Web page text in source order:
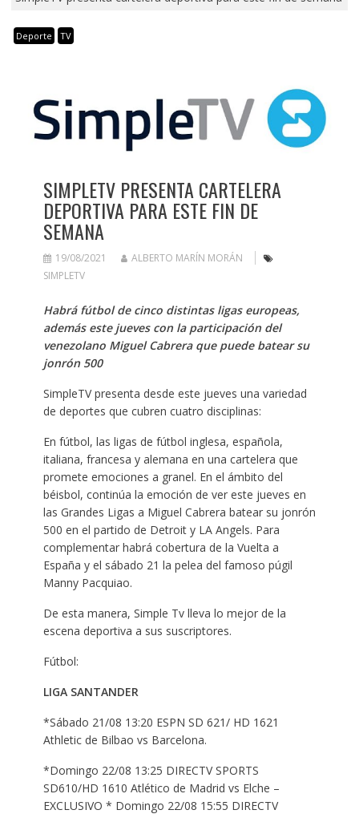
Deporte TV
SIMPLETV PRESENTA CARTELERA
DEPORTIVA PARA ESTE FIN DE
SEMANA
19/08/2021
ALBERTO MARÍN MORÁN
SIMPLETV
Habrá fútbol de cinco distintas ligas europeas,
además este jueves con la participación del
venezolano Miguel Cabrera que puede batear su
jonrón 500
SimpleTV presenta desde este jueves una variedad
de deportes que cubren cuatro disciplinas:
En fútbol, las ligas de fútbol inglesa, española,
italiana, francesa y alemana en una cartelera que
promete emociones a granel. En el ámbito del
béisbol, continúa la emoción de ver este jueves en
las Grandes Ligas a Miguel Cabrera batear su jonrón
500 en el partido de Detroit y LA Angels. Para
complementar habrá cobertura de la Vuelta a
España y el sábado 21 la pelea del famoso púgil
Manny Pacquiao.
De esta manera, Simple Tv lleva lo mejor de la
escena deportiva a sus suscriptores.
Fútbol:
LIGA SANTANDER
*Sábado 21/08 13:20 ESPN SD 621/ HD 1621
Athletic de Bilbao vs Barcelona.
*Domingo 22/08 13:25 DIRECTV SPORTS
SD610/HD 1610 Atlético de Madrid vs Elche –
EXCLUSIVO * Domingo 22/08 15:55 DIRECTV